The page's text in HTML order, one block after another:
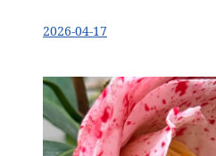
2026-04-17